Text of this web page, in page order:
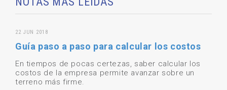
22 JUN 2018
Guía paso a paso para calcular los costos
En tiempos de pocas certezas, saber calcular los
costos de la empresa permite avanzar sobre un
terreno más firme.